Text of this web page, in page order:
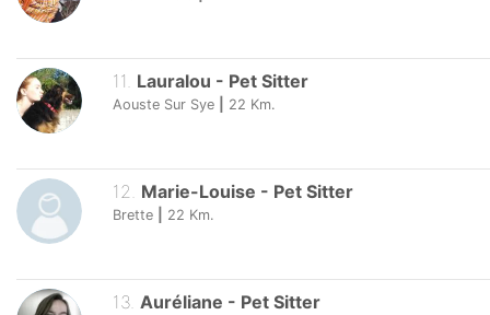
11 Lauralou - Pet Sitter
Aouste Sur Sye 22 Km.
12. Marie-Louise - Pet Sitter
Brette 22 Km.
13. Auréliane - Pet Sitter